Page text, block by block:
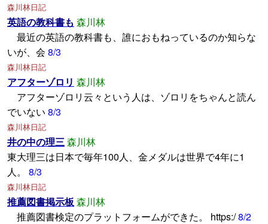
森川林日記
英語の教科書も 森川林
最近の英語の教科書も、誰におもねっているのか知らな
いが、会 8/3
森川林日記
アフターゾロリ 森川林
アフターゾロリ云々という人は、ゾロリをちゃんと読ん
でいない 8/3
森川林日記
井の中の理三森川林
東大理三は日本で毎年100人、金メダルは世界で4年に1
人。 8/3
森川林日記
推薦図書掲示板森川林
推薦図書検定のプラットフォームができた。 https:/8/2